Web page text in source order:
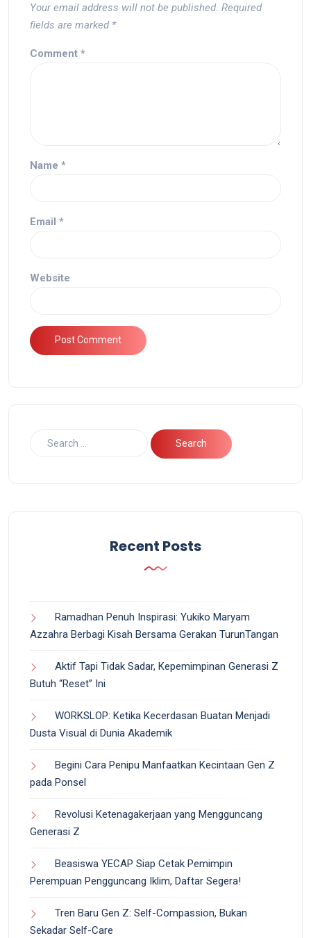
Your email address will not be published. Required
fields are marked *
Comment *
Name *
Email *
Website
Recent Posts
Ramadhan Penuh Inspirasi: Yukiko Maryam
Azzahra Berbagi Kisah Bersama Gerakan TurunTangan
Aktif Tapi Tidak Sadar, Kepemimpinan Generasi Z
Butuh “Reset” Ini
WORKSLOP: Ketika Kecerdasan Buatan Menjadi
Dusta Visual di Dunia Akademik
Begini Cara Penipu Manfaatkan Kecintaan Gen Z
pada Ponsel
Revolusi Ketenagakerjaan yang Mengguncang
Generasi Z
Beasiswa YECAP Siap Cetak Pemimpin
Perempuan Pengguncang Iklim, Daftar Segera!
Tren Baru Gen Z: Self-Compassion, Bukan
Sekadar Self-Care